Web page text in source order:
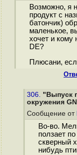
Возможно, я
продукт с
батончик)
маленькое,
хочет и кому
DE?
Плюсани,
306. "Выпуск
окружения
Сообщение от
Во-во.
ползает
скверный
нибудь